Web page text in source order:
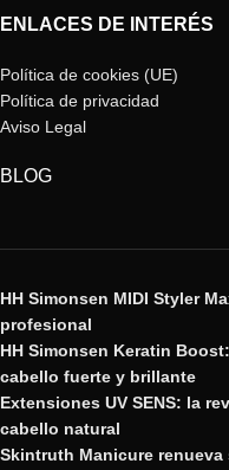
ENLACES DE INTERÉS
Política de cookies (UE)
Política de privacidad
Aviso Legal
BLOG
HH Simonsen MIDI Styler
profesional
HH Simonsen Keratin
cabello fuerte y brillante
Extensiones UV SENS: la
cabello natural
Skintruth Manicure